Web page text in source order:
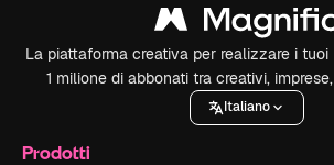
La piattaforma creativa per realizzare i
1 milione di abbonati tra creativi,
Italiano
Prodotti